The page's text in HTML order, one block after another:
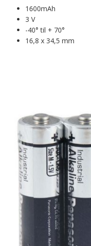
1600mAh
3 V
-40° til + 70°
16,8 x 34,5 mm